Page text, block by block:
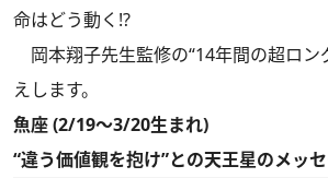
命はどう動く!?
岡本翔子先生監修の“14年間の超ロン
えします。
魚座 (2/19～3/20生まれ)
“違う価値観を抱け”との天王星のメッ